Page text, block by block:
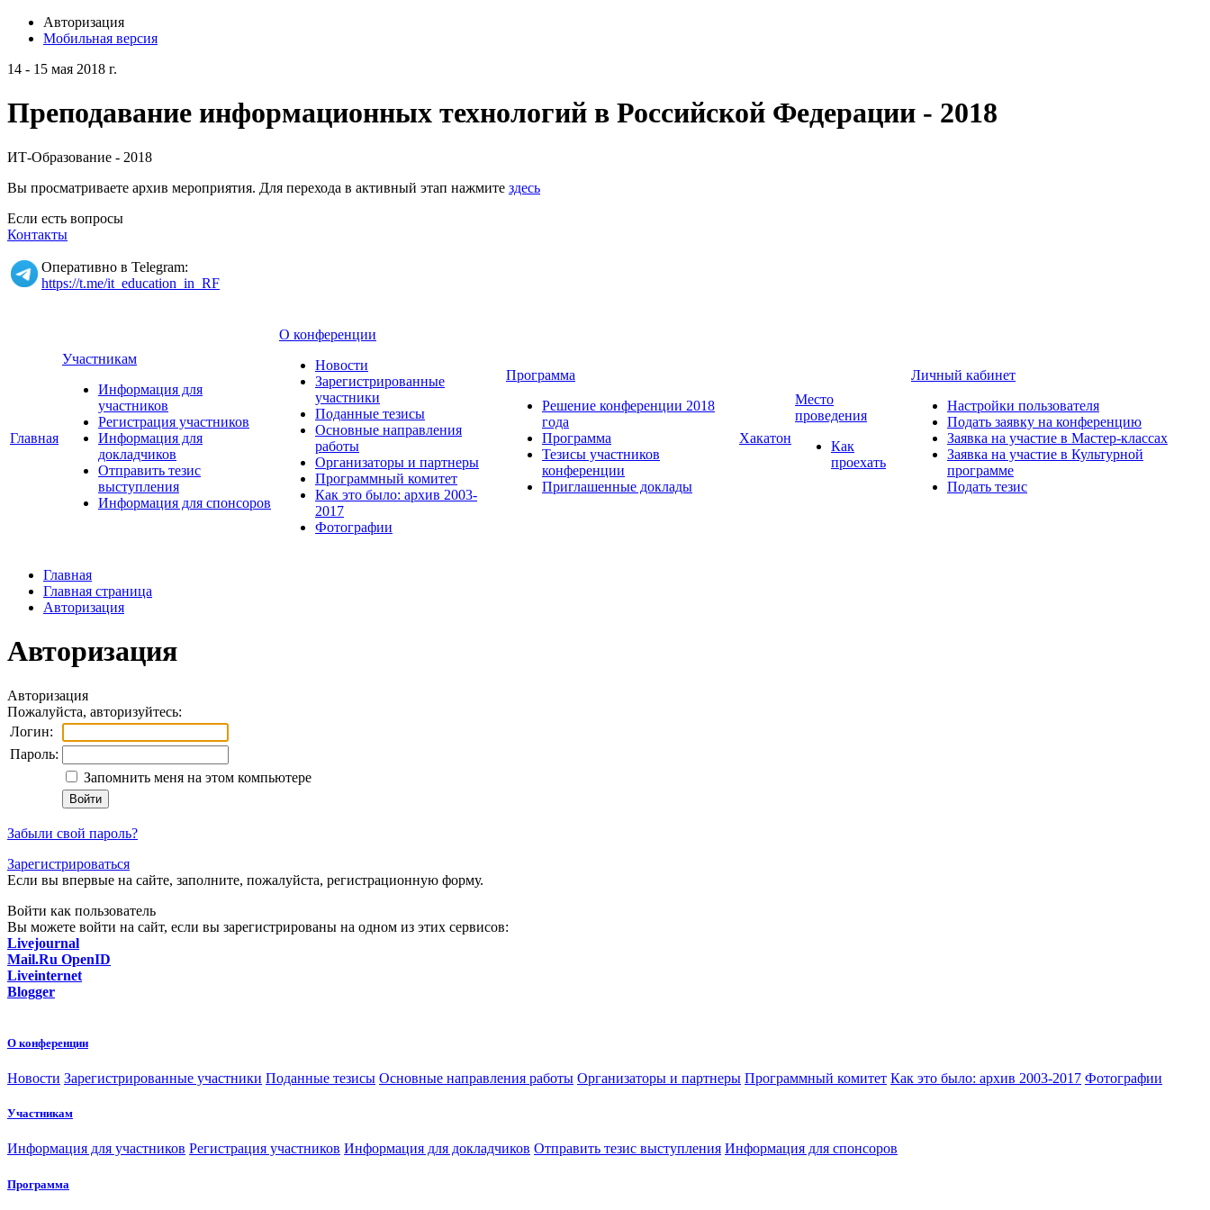
Авторизация
Мобильная версия
14 - 15 мая 2018 г.
Преподавание информационных технологий в Российской Федерации - 2018
ИТ-Образование - 2018
Вы просматриваете архив мероприятия. Для перехода в активный этап нажмите здесь
Если есть вопросы
Контакты
Оперативно в Telegram:
https://t.me/it_education_in_RF
Главная
Участникам
Информация для
участников
Регистрация участников
Информация для
докладчиков
Отправить тезис
выступления
Информация для спонсоров
О конференции
Новости
Зарегистрированные
участники
Поданные тезисы
Основные направления
работы
Организаторы и партнеры
Программный комитет
Как это было: архив 2003-
2017
Фотографии
Программа
Решение конференции 2018
года
Программа
Тезисы участников
конференции
Приглашенные доклады
Хакатон
Место
проведения
Как
проехать
Личный кабинет
Настройки пользователя
Подать заявку на конференцию
Заявка на участие в Мастер-классах
Заявка на участие в Культурной
программе
Подать тезис
Главная
Главная страница
Авторизация
Авторизация
Авторизация
Пожалуйста, авторизуйтесь:
Логин:
Пароль:
Запомнить меня на этом компьютере
Забыли свой пароль?
Зарегистрироваться
Если вы впервые на сайте, заполните, пожалуйста, регистрационную форму.
Войти как пользователь
Вы можете войти на сайт, если вы зарегистрированы на одном из этих сервисов:
Livejournal
Mail.Ru OpenID
Liveinternet
Blogger
О конференции
Новости Зарегистрированные участники Поданные тезисы Основные направления работы Организаторы и партнеры Программный комитет Как это было: архив 2003-2017 Фотографии
Участникам
Информация для участников Регистрация участников Информация для докладчиков Отправить тезис выступления Информация для спонсоров
Программа